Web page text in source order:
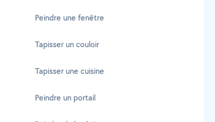
Peindre une fenêtre
Tapisser un couloir
Tapisser une cuisine
Peindre un portail